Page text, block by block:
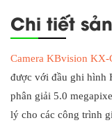
Chi tiết
Camera KBvision KX-
được với đầu ghi hình
phân giải 5.0
lý cho các công trình